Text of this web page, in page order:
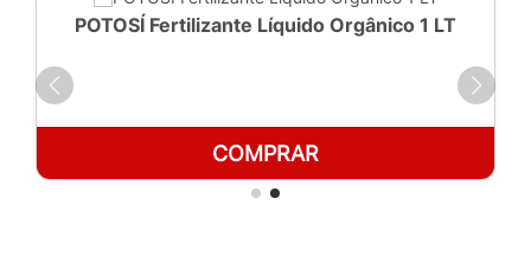
POTOSÍ Fertilizante Líquido Orgânico 1 LT
COMPRAR